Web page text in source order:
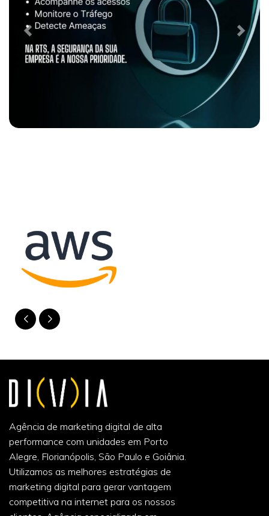
Agência de marketing digital de alta
performance com unidades em Porto
Alegre, Florianópolis, São Paulo e Goiânia.
Utilizamos as melhores estratégias de
marketing digital para gerar vantagem
competitiva na internet para os nossos